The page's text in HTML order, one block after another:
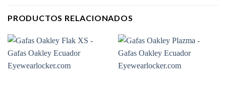
PRODUCTOS RELACIONADOS